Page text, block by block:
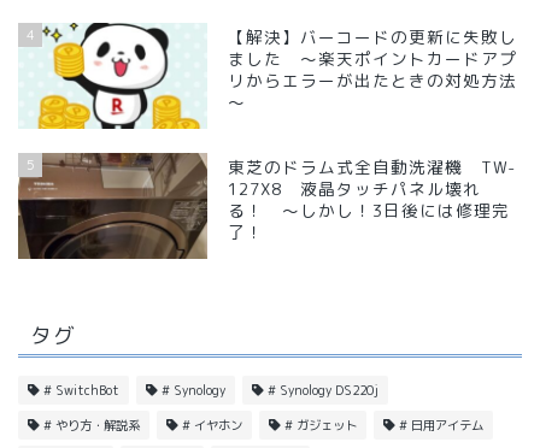
4
【解決】バーコードの更新に失敗し
ました ～楽天ポイントカードアプ
リからエラーが出たときの対処方法
～
5
東芝のドラム式全自動洗濯機 TW-
127X8 液晶タッチパネル壊れ
る！ ～しかし！3日後には修理完
了！
タグ
# SwitchBot # Synology # Synology DS220j
# やり方・解説系 # イヤホン # ガジェット # 日用アイテム